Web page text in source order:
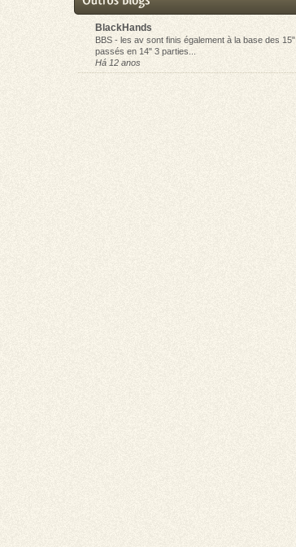
BlackHands
BBS - les av sont finis également à la base des 15"
passés en 14" 3 parties...
Há 12 anos